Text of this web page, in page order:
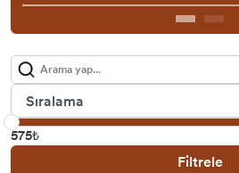
575₺
Filtrele